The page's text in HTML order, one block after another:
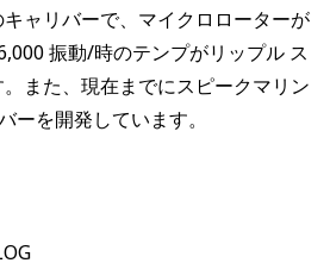
ャリバーで、マイクロローターが
振動/時のテンプがリップル ス
また、現在までにスピークマリン
ーを開発しています。